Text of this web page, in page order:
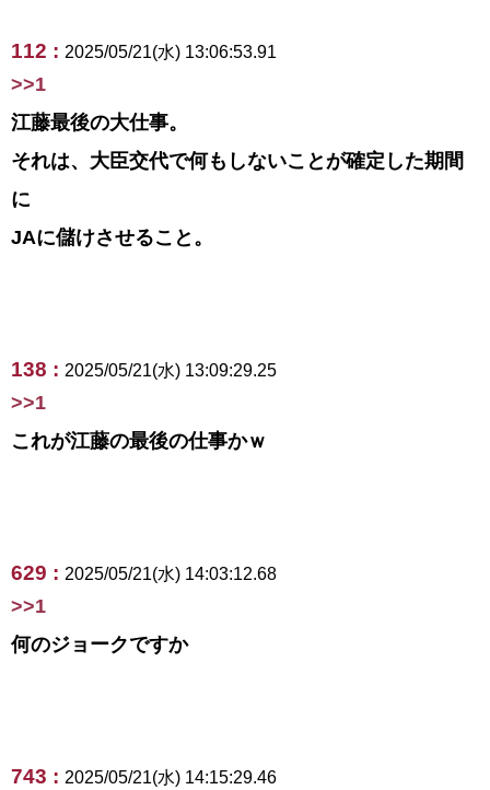
112 : 2025/05/21(水) 13:06:53.91
>>1
江藤最後の大仕事。
それは、大臣交代で何もしないことが確定した期間
に
JAに儲けさせること。
138 : 2025/05/21(水) 13:09:29.25
>>1
これが江藤の最後の仕事かｗ
629 : 2025/05/21(水) 14:03:12.68
>>1
何のジョークですか
743 : 2025/05/21(水) 14:15:29.46